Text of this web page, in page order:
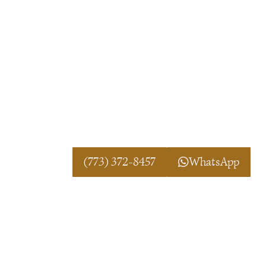
(773) 372-8457 WhatsApp